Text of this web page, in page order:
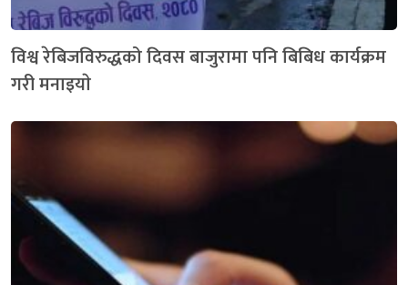
विश्व रेबिजविरुद्धको दिवस बाजुरामा पनि बिबिध कार्यक्रम
गरी मनाइयाे